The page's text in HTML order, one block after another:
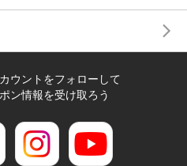
ウントをフォローして
ン情報を受け取ろう